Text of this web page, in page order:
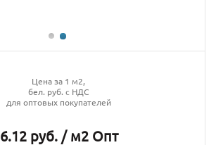
Цена за 1 м2,
бел. руб. с НДС
для оптовых покупателей
руб. / м2 Опт